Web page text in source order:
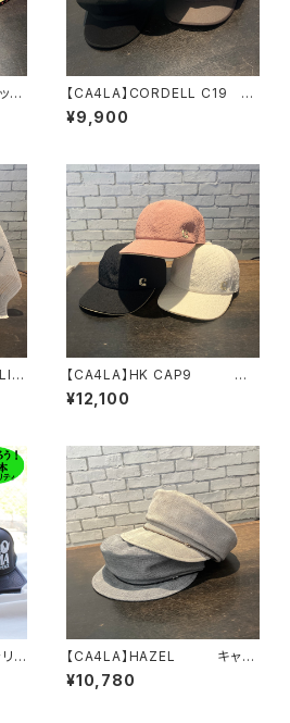
【CA4LA】CORDELL C19
キャスケット ZKN0270
1
¥9,900
【CA4LA】HK CAP9 キャ
ップ KTZ02694
¥12,100
テ
シ
【CA4LA】HAZEL キャス
¥10,780